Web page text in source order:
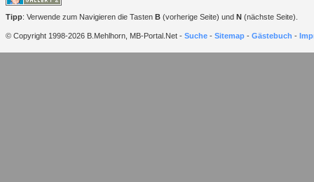
Tipp: Verwende zum Navigieren die Tasten B (vorherige Seite) und N (nächste Seite).
© Copyright 1998-2026 B.Mehlhorn, MB-Portal.Net - Suche - Sitemap - Gästebuch -